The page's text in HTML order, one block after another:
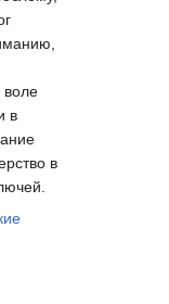
воле
в
в